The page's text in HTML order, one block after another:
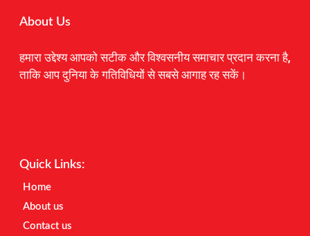
About Us
हमारा उद्देश्य आपको सटीक और विश्वसनीय समाचार प्रदान करना है,
ताकि आप दुनिया के गतिविधियों से सबसे आगाह रह सकें।
Quick Links:
Home
About us
Contact us